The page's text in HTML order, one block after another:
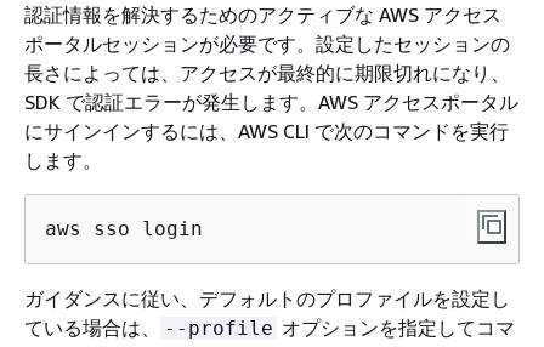
認証情報を解決するためのアクティブな AWS アクセス
ポータルセッションが必要です。設定したセッションの
長さによっては、アクセスが最終的に期限切れになり、
SDK で認証エラーが発生します。AWS アクセスポータル
にサインインするには、AWS CLI で次のコマンドを実行
します。
aws sso login
ガイダンスに従い、デフォルトのプロファイルを設定し
ている場合は、
--profile オプションを指定してコマ